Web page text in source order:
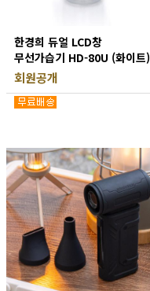
한경희 듀얼 LCD창
무선가습기 HD-80U (화이트)
회원공개